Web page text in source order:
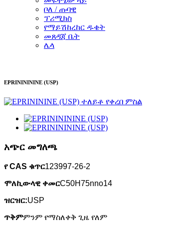
ቦለ / ጡባዊ
ፕሪሚክስ
የማይሽከረከር ዱቄት
መጸዳጃ ቤት
ሌላ
EPRININININE (USP)
አጭር መግለጫ
የ CAS ቁጥር123997-26-2
ሞለኪውላዊ ቀመርC50H75nno14
ዝርዝር:USP
ጥቅምምንም የማስለቀቅ ጊዜ የለም